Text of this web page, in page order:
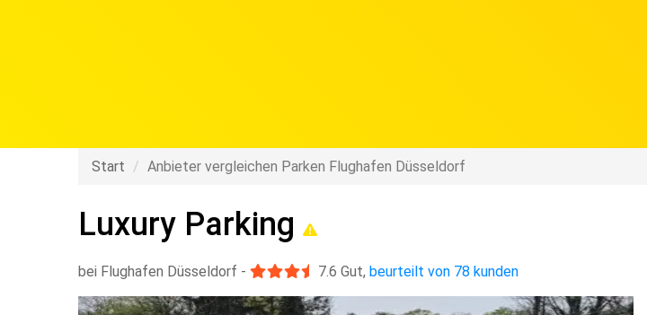
Start Anbieter vergleichen Parken Flughafen Düsseldorf
Luxury Parking
bei Flughafen Düsseldorf - 7.6 Gut, beurteilt von 78 kunden